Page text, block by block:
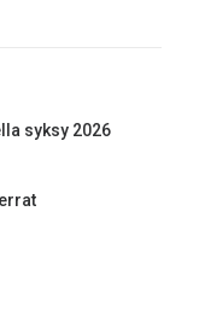
syksy 2026